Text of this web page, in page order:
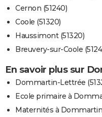
Cernon (51240)
Coole (51320)
Haussimont (51320)
Breuvery-sur-Coole
En savoir plus sur
Dommartin-Lettrée
Ecole primaire à
Maternités à